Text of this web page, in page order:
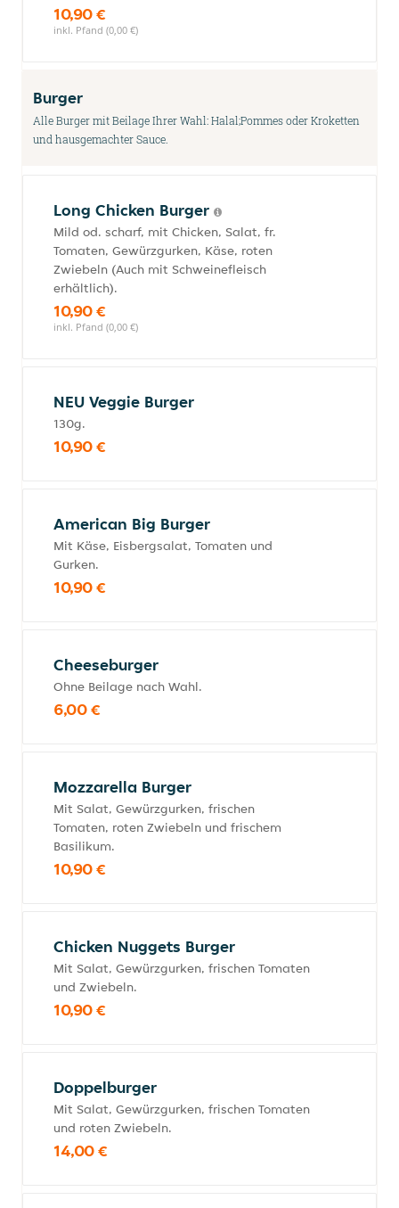
10,90 €
inkl. Pfand (0,00 €)
Burger
Alle Burger mit Beilage Ihrer Wahl: Halal;Pommes oder Kroketten
und hausgemachter Sauce.
Long Chicken Burger
Mild od. scharf, mit Chicken, Salat, fr.
Tomaten, Gewürzgurken, Käse, roten
Zwiebeln (Auch mit Schweinefleisch
erhältlich).
10,90 €
inkl. Pfand (0,00 €)
NEU Veggie Burger
130g.
10,90 €
American Big Burger
Mit Käse, Eisbergsalat, Tomaten und
Gurken.
10,90 €
Cheeseburger
Ohne Beilage nach Wahl.
6,00 €
Mozzarella Burger
Mit Salat, Gewürzgurken, frischen
Tomaten, roten Zwiebeln und frischem
Basilikum.
10,90 €
Chicken Nuggets Burger
Mit Salat, Gewürzgurken, frischen Tomaten
und Zwiebeln.
10,90 €
Doppelburger
Mit Salat, Gewürzgurken, frischen Tomaten
und roten Zwiebeln.
14,00 €